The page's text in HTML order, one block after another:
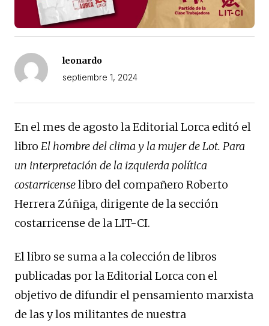
leonardo
septiembre 1, 2024
En el mes de agosto la Editorial Lorca editó el
libro El hombre del clima y la mujer de Lot. Para
un interpretación de la izquierda política
costarricenselibro del compañero Roberto
Herrera Zúñiga, dirigente de la sección
costarricense de la LIT-CI.
El libro se suma a la colección de libros
publicadas por la Editorial Lorca con el
objetivo de difundir el pensamiento marxista
de las y los militantes de nuestra